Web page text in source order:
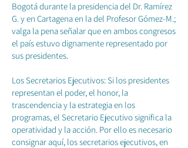
Bogotá durante la presidencia del Dr. Ramírez
G. y en Cartagena en la del Profesor Gómez-M.;
valga la pena señalar que en ambos congresos
el país estuvo dignamente representado por
sus presidentes.
Los Secretarios Ejecutivos: Si los presidentes
representan el poder, el honor, la
trascendencia y la estrategia en los
programas, el Secretario Ejecutivo significa la
operatividad y la acción. Por ello es necesario
consignar aquí, los secretarios ejecutivos, en